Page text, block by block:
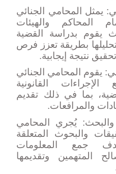
يمثل المحامي الجنائي
المحاكم والهيئات
يقوم بدراسة القضية
بطريقة تعزز فرص
نتيجة إيجابية.
يقوم المحامي الجنائي
الإجراءات القانونية
بما في ذلك تقديم
والمرافعات.
والبحث: يُجري المحامي
والبحوث المتعلقة
جمع المعلومات
المتهمين وتقديمها